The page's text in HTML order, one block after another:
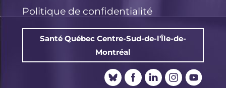
Politique de confidentialité
Santé Québec Centre-Sud-de-l'Île-de-
Montréal